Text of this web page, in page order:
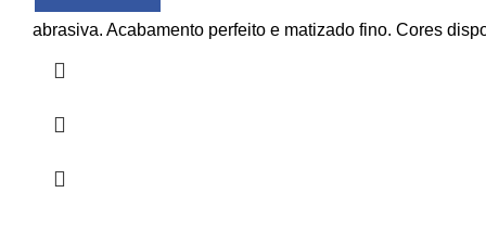
abrasiva. Acabamento perfeito e matizado fino. Cores